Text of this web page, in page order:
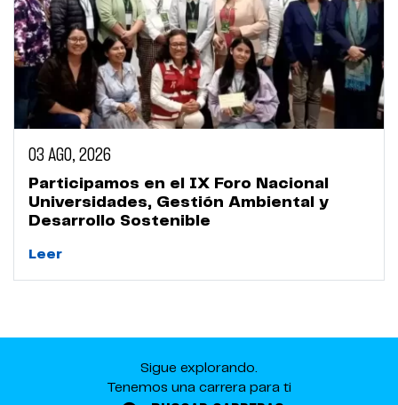
03 AGO, 2026
Participamos en el IX Foro Nacional
Universidades, Gestión Ambiental y
Desarrollo Sostenible
Leer
Sigue explorando.
Tenemos una carrera para ti